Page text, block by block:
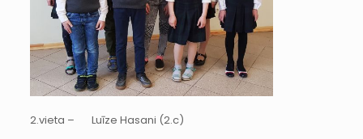
2.vieta – Luīze Hasani (2.c)